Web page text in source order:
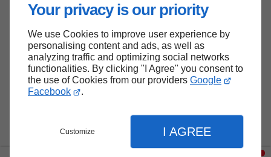
Your privacy is our priority
We use Cookies to improve user experience by
personalising content and ads, as well as
analyzing traffic and optimizing social networks
functionalities. By clicking "I Agree" you consent to
the use of Cookies from our providers Google
Facebook
.
Customize I AGREE
Haut de page